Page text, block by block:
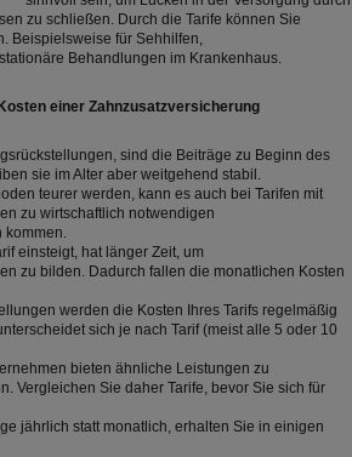
zu schließen. Durch die Tarife können Sie
Beispielsweise für Sehhilfen,
Behandlungen im Krankenhaus.
einer Zahnzusatzversicherung
sind die Beiträge zu Beginn des
sie im Alter aber weitgehend stabil.
teurer werden, kann es auch bei Tarifen mit
zu wirtschaftlich notwendigen
kommen.
einsteigt, hat länger Zeit, um
zu bilden. Dadurch fallen die monatlichen Kosten
werden die Kosten Ihres Tarifs regelmäßig
sich je nach Tarif (meist alle 5 oder 10
bieten ähnliche Leistungen zu
Vergleichen Sie daher Tarife, bevor Sie sich für
jährlich statt monatlich, erhalten Sie in einigen